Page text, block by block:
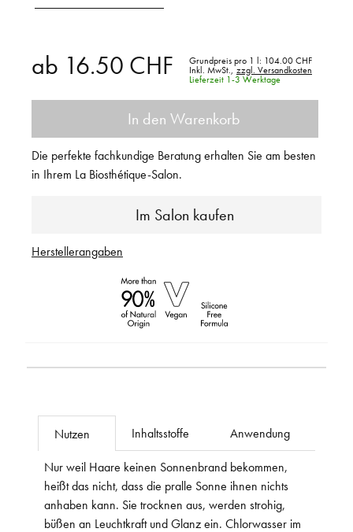
ab 16.50 CHF Grundpreis pro 1 l: 104.00 CHF
Inkl. MwSt.,
zzgl. Versandkosten
Lieferzeit 1-3 Werktage
In den Warenkorb
Im Salon kaufen
Die perfekte fachkundige Beratung erhalten Sie am besten
in Ihrem La Biosthétique-Salon.
Herstellerangaben
Nutzen Inhaltsstoffe Anwendung
Nur weil Haare keinen Sonnenbrand bekommen,
heißt das nicht, dass die pralle Sonne ihnen nichts
anhaben kann. Sie trocknen aus, werden strohig,
büßen an Leuchtkraft und Glanz ein. Chlorwasser im